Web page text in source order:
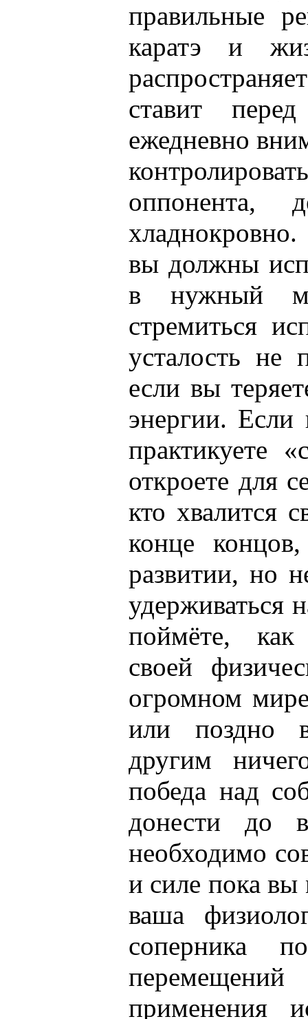
правильные
каратэ и
ставит
ежедневно
оппонента,
вы должны
в нужный
стремиться
усталость не
если вы
энергии. Если
практикуете
откроете для
кто хвалится
конце
развитии, но
удерживаться
поймёте, как
своей
огромном
или поздно
другим
победа над
донести до
необходимо
и силе пока вы
ваша
соперника
перемещений
применения